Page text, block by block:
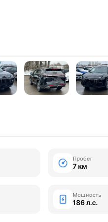
Пробег
7 км
Мощность
186 л.с.